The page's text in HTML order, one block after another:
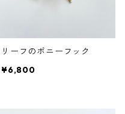
リーフのポニーフック
¥6,800